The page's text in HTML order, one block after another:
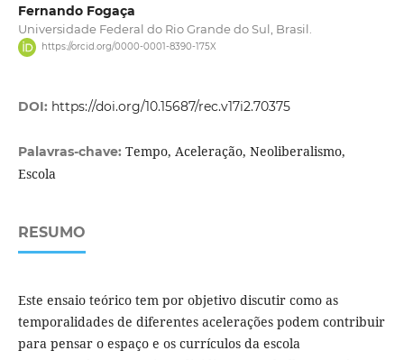
Fernando Fogaça
Universidade Federal do Rio Grande do Sul, Brasil.
https://orcid.org/0000-0001-8390-175X
DOI: https://doi.org/10.15687/rec.v17i2.70375
Palavras-chave: Tempo, Aceleração, Neoliberalismo,
Escola
RESUMO
Este ensaio teórico tem por objetivo discutir como as
temporalidades de diferentes acelerações podem contribuir
para pensar o espaço e os currículos da escola